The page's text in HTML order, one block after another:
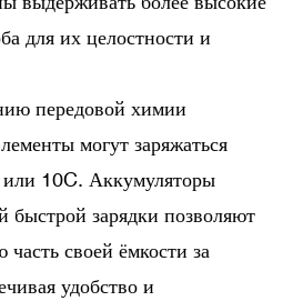
для их целостности и
передовой химии
могут заряжаться
10C. Аккумуляторы
быстрой зарядки позволяют
часть своей ёмкости за
удобство и